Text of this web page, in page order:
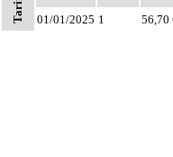
8
rétropéritonéoscopie
Tarifs
01/01/2025 1 56,70